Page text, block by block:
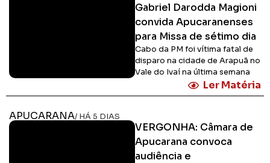
Gabriel Darodda Magioni
convida Apucaranenses
para Missa de sétimo dia
Cabo da PM foi vítima fatal de
disparo na cidade de Arapuã no
Vale do Ivaí na última semana
Ler Matéria
APUCARANA/ HÁ 5 DIAS
VERGONHA: Câmara de
Apucarana convoca
audiência e